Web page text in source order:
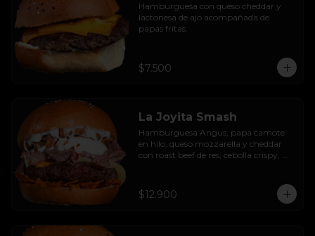
Hamburguesa con queso cheddar y
lactonesa de ajo acompañada de
papas fritas.
$7.500
La Joyita Smash
Hamburguesa Angus, papa camote
en hilo, queso mozzarella y cheddar
con roast beef de res, cebolla crispy,
$12.900